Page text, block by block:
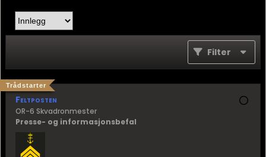
Filter
Feltposten
Trådstarter
OR-6 Skvadronmester
Presse- og informasjonsbefal